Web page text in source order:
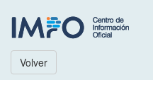
Volver